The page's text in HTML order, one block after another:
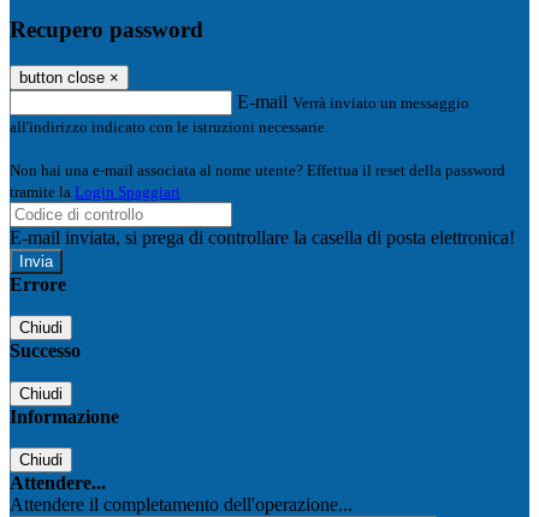
Recupero password
button close ×
E-mail Verrà inviato un messaggio
all'indirizzo indicato con le istruzioni necessarie.
Non hai una e-mail associata al nome utente? Effettua il reset della password
tramite la Login Spaggiari
E-mail inviata, si prega di controllare la casella di posta elettronica!
Errore
Chiudi
Successo
Chiudi
Informazione
Chiudi
Attendere...
Attendere il completamento dell'operazione...